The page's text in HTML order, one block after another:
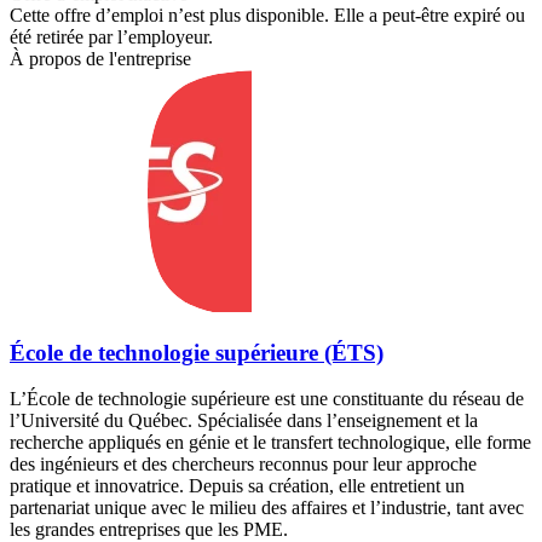
Cette offre d’emploi n’est plus disponible. Elle a peut-être expiré ou
été retirée par l’employeur.
À propos de l'entreprise
École de technologie supérieure (ÉTS)
L’École de technologie supérieure est une constituante du réseau de
l’Université du Québec. Spécialisée dans l’enseignement et la
recherche appliqués en génie et le transfert technologique, elle forme
des ingénieurs et des chercheurs reconnus pour leur approche
pratique et innovatrice. Depuis sa création, elle entretient un
partenariat unique avec le milieu des affaires et l’industrie, tant avec
les grandes entreprises que les PME.